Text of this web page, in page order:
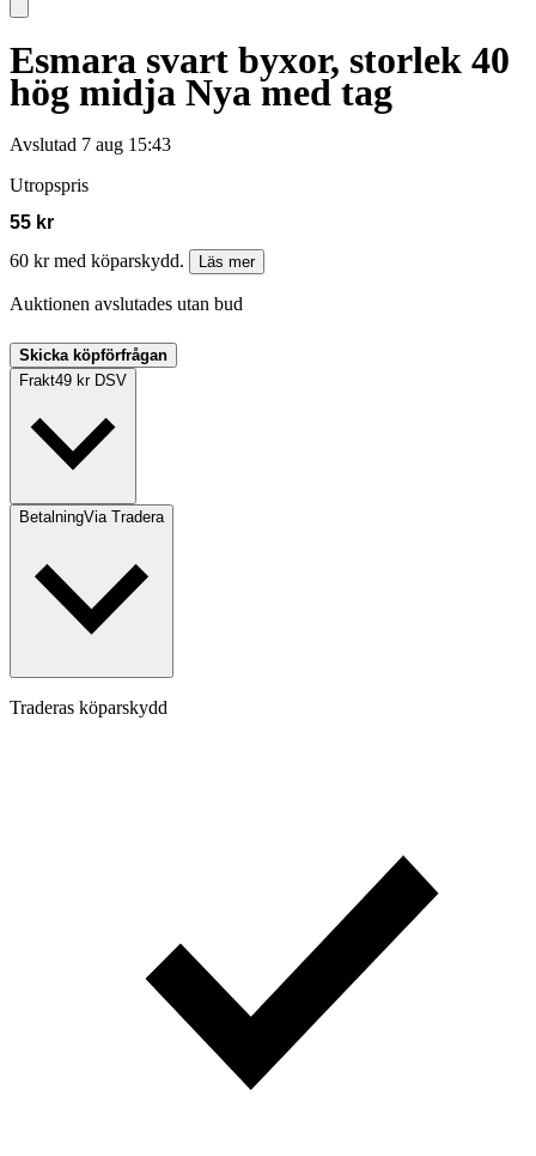
Esmara svart byxor, storlek 40
hög midja Nya med tag
Avslutad 7 aug 15:43
Utropspris
55 kr
60 kr med köparskydd.
Läs mer
Auktionen avslutades utan bud
Skicka köpförfrågan
Frakt49 kr DSV
BetalningVia Tradera
Traderas köparskydd